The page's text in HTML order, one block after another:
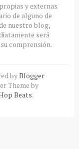
y externas
de alguno de
nuestro blog,
será
comprensión.
byBlogger
Theme by
Beats.